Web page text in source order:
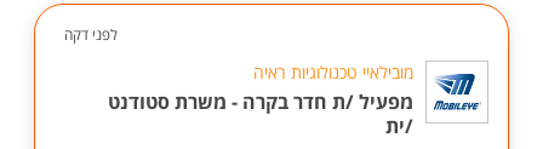
לפני דקה
מובילאיי טכנולוגיות ראיה
מפעיל /ת חדר בקרה - משרת סטודנט
/ית